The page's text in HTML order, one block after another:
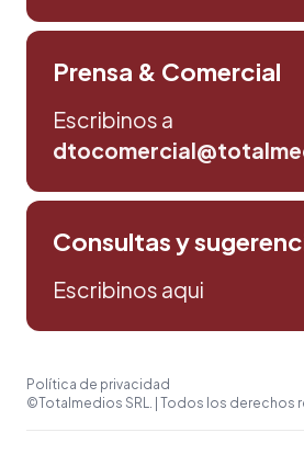
Prensa & Comercial
Escribinos a
Consultas y
Escribinos aqui
Política de privacidad
©Totalmedios SRL. | Todos los derechos